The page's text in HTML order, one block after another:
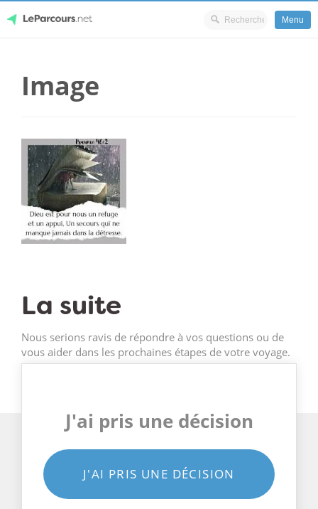
content
Menu
Image
La suite
Nous serions ravis de répondre à vos questions ou de
vous aider dans les prochaines étapes de votre voyage.
J'ai pris une décision
J'AI PRIS UNE DÉCISION